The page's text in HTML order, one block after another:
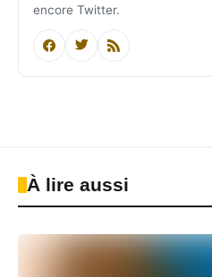
encore Twitter.
À lire aussi